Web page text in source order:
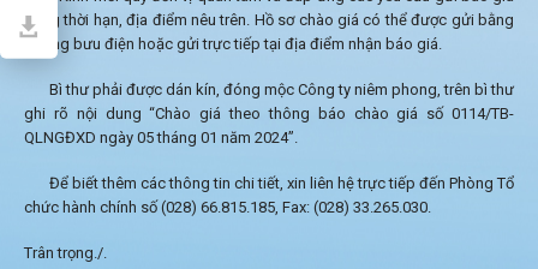
đúng thời hạn, địa điểm nêu trên. Hồ sơ chào giá có thể được gửi bằng
đường bưu điện hoặc gửi trực tiếp tại địa điểm nhận báo giá.
Bì thư phải được dán kín, đóng mộc Công ty niêm phong, trên bì thư
ghi rõ nội dung “Chào giá theo thông báo chào giá số 0114/TB-
QLNGĐXD ngày 05 tháng 01 năm 2024”.
Để biết thêm các thông tin chi tiết, xin liên hệ trực tiếp đến Phòng Tổ
chức hành chính số (028) 66.815.185, Fax: (028) 33.265.030.
Trân trọng./.